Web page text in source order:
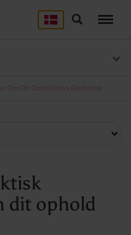
Søg
dit ophold